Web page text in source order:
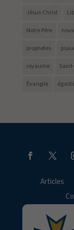
Jésus-Christ
Notre Père
prophetes
royaume
Évangile
Articles